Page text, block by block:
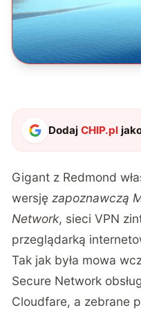
DodajCHIP.pl
Gigant z Redmond
wersjęzapoznawczą
Network, sieci VPN
przeglądarką
Tak jak była mowa
Secure Network
Cloudfare, a zebrane